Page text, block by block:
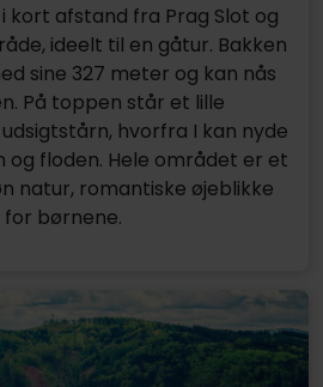
kort afstand fra Prag Slot og
ideelt til en gåtur. Bakken
sine 327 meter og kan nås
På toppen står et lille
hvorfra I kan nyde
og floden. Hele området er et
natur, romantiske øjeblikke
børnene.